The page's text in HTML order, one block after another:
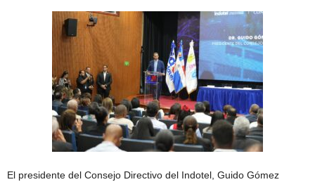
El presidente del Consejo Directivo del Indotel, Guido Gómez